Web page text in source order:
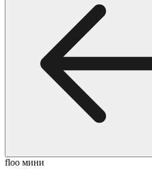
floo мини